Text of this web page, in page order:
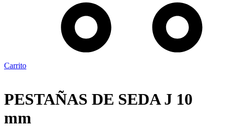
Carrito
PESTAÑAS DE SEDA J 10
mm